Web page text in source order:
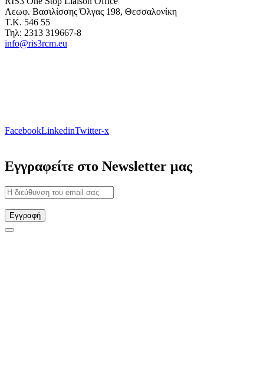
Λεωφ. Βασιλίσσης Όλγας 198, Θεσσαλονίκη
Τ.Κ. 546 55
Τηλ: 2313 319667-8
info@ris3rcm.eu
FacebookLinkedinTwitter-x
Εγγραφείτε στο Newsletter μας
Εγγραφή